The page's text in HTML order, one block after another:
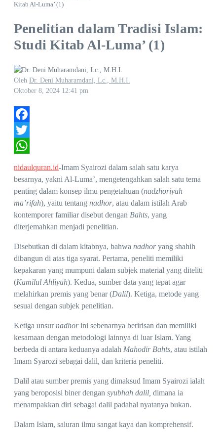
Kitab Al-Luma’ (1)
Penelitian dalam Tradisi Islam:
Studi Kitab Al-Luma’ (1)
Oleh Dr. Deni Muharamdani, Lc., M.H.I.
Oktober 8, 2024 12:41 pm
Facebook
Twitter
nidaulquran.id-Imam Syairozi dalam salah satu karya
besarnya, yakni Al-Luma’, mengetengahkan salah satu tema
penting dalam konsep ilmu pengetahuan (nadzhoriyah
ma’rifah), yaitu tentang nadhor, atau dalam istilah Arab
kontemporer familiar disebut dengan Bahts, yang
diterjemahkan menjadi penelitian.
Disebutkan di dalam kitabnya, bahwa nadhoryang shahih
dibangun di atas tiga syarat. Pertama, peneliti memiliki
kepakaran yang mumpuni dalam subjek material yang diteliti
(Kamilul Ahliyah). Kedua, sumber data yang tepat agar
melahirkan premis yang benar (Dalil). Ketiga, metode yang
sesuai dengan subjek penelitian.
Ketiga unsurnadhorini sebenarnya beririsan dan memiliki
kesamaan dengan metodologi lainnya di luar Islam. Yang
berbeda di antara keduanya adalah Mahodir Bahts, atau istilah
Imam Syarozi sebagai dalil, dan kriteria peneliti.
Dalil atau sumber premis yang dimaksud Imam Syairozi ialah
yang beroposisi biner dengan syubhah dalil, dimana ia
menampakkan diri sebagai dalil padahal nyatanya bukan.
Dalam Islam, saluran ilmu sangat kaya dan komprehensif.